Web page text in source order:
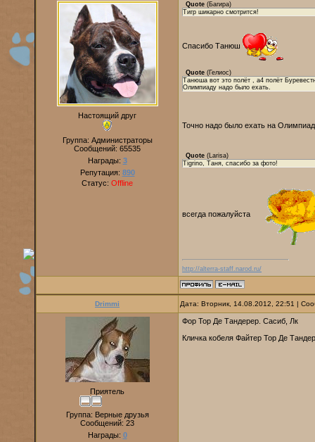
Настоящий друг
Группа: Администраторы
Сообщений: 65535
Награды: 3
Репутация: 890
Статус: Offline
Quote (Багира)
Тигр шикарно смотрится!
Спасибо Танюш
Quote (Гелиос)
Танюша вот это полёт , a4 полёт
Олимпиаду надо было ехать.
Точно надо было ехать на
Quote (Larisa)
Tigrino, Таня, спасибо за фото!
всегда пожалуйста
http://alterra-staff.narod.ru/
Drimmi Дата: Вторник, 14.08.2012, 22:51 |
Приятель
Группа: Верные друзья
Сообщений: 23
Награды: 0
Фор Тор Де Тандерер. Сасиб, Лк
Кличка кобеля Файтер Тор Де